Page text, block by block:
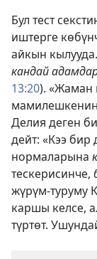
Бул тест
иштерге
айкын
кандай
13:20). «Жаман
Делия деген
дейт: «Кээ бир
нормаларына
тескерисинче,
жүрүм-туруму
каршы келсе,
түртөт.